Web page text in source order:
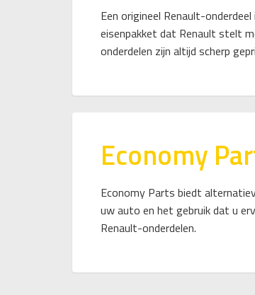
Een origineel Renault-
eisenpakket dat Renault stelt
onderdelen zijn altijd scherp
Economy
Economy Parts biedt
uw auto en het gebruik dat u
Renault-onderdelen.